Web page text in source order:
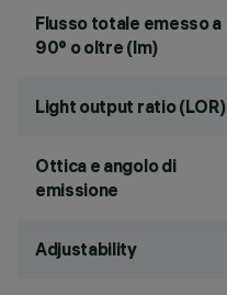
Flusso totale emesso a
90° o oltre (lm)
Light output ratio (LOR)
Ottica e angolo di
emissione
Adjustability